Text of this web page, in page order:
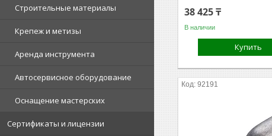
Строительные материалы
Крепеж и метизы
Аренда инструмента
Автосервисное оборудование
Оснащение мастерских
Сертификаты и лицензии
38 425 ₸
В наличии
Купить
92191